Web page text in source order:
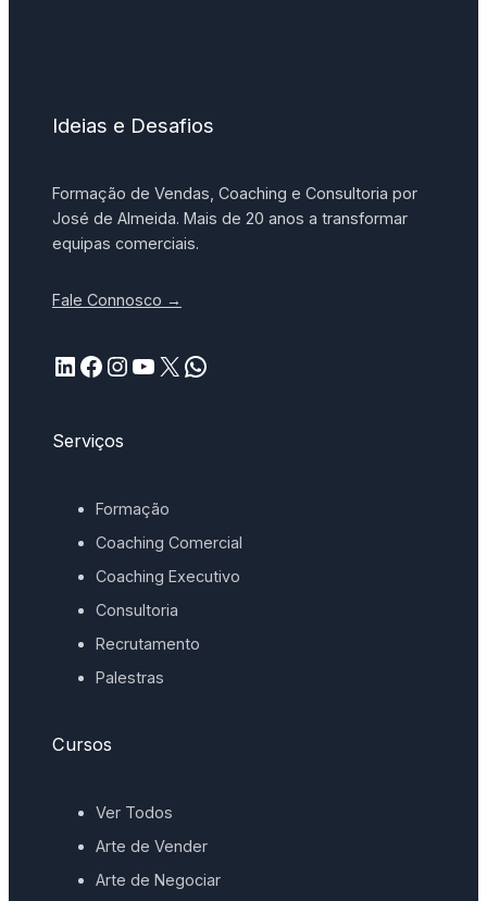
Ideias e Desafios
Formação de Vendas, Coaching e Consultoria por
José de Almeida. Mais de 20 anos a transformar
equipas comerciais.
Fale Connosco →
LinkedIn Facebook InstagramYouTube X WhatsApp
Serviços
Formação
Coaching Comercial
Coaching Executivo
Consultoria
Recrutamento
Palestras
Cursos
Ver Todos
Arte de Vender
Arte de Negociar